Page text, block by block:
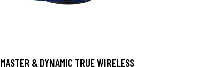
MASTER & DYNAMIC TRUE WIRELESS